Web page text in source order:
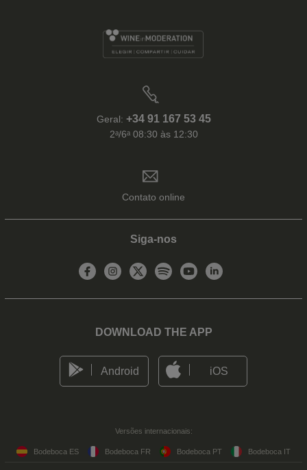
Geral: +34 91 167 53 45
2ᵃ/6ᵃ 08:30 às 12:30
Contato online
Siga-nos
DOWNLOAD THE APP
Android iOS
Versões internacionais:
Bodeboca ES Bodeboca FR Bodeboca PT Bodeboca IT